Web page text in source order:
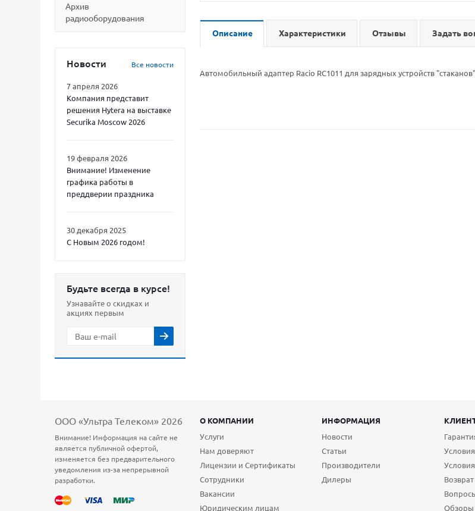
Архив
радиооборудования
Новости Все новости
7 апреля 2026
Компания представит
решения Hytera на выставке
Securika Moscow 2026
19 февраля 2026
Внимание! Изменение
графика работы в
преддверии праздника
30 декабря 2025
С Новым 2026 годом!
Будьте всегда в курсе!
Узнавайте о скидках и
акциях первым
Описание Характеристики Отзывы Задать
Автомобильный адаптер Racio RC1011 для зарядных устройств
ООО «Ультра Телеком» 2026
Внимание! Информация на сайте не
является публичной офертой,
изменяется без предварительного
уведомления из-за непрерывной
разработки.
О КОМПАНИИ ИНФОРМАЦИЯ
Услуги
Нам доверяют
Лицензии и Сертификаты
Сотрудники
Вакансии
Юридическим лицам
Новости
Статьи
Производители
Дилеры
Обзоры